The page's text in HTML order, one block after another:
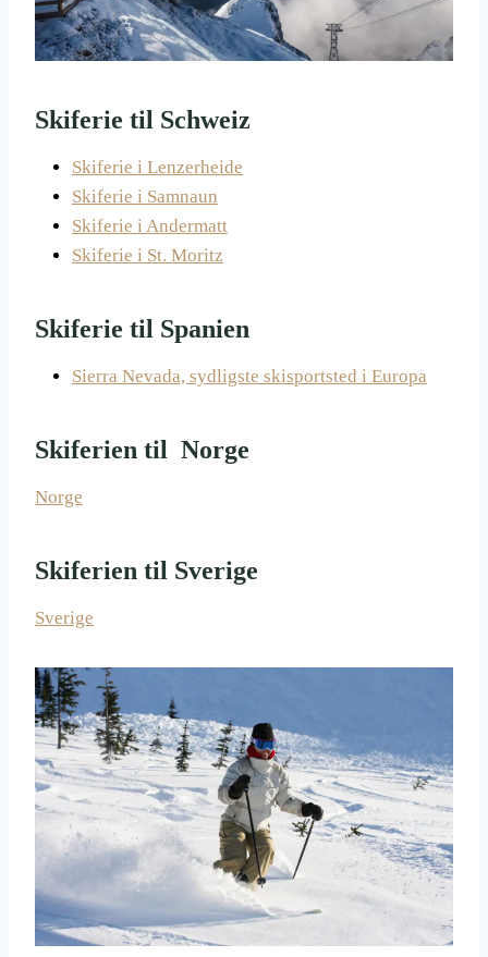
Skiferie til Schweiz
Skiferie i Lenzerheide
Skiferie i Samnaun
Skiferie i Andermatt
Skiferie i St. Moritz
Skiferie til Spanien
Sierra Nevada, sydligste skisportsted i Europa
Skiferien til Norge
Norge
Skiferien til Sverige
Sverige